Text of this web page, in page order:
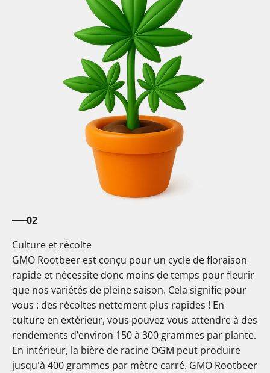
02
Culture et récolte
GMO Rootbeer est conçu pour un cycle de floraison
rapide et nécessite donc moins de temps pour fleurir
que nos variétés de pleine saison. Cela signifie pour
vous : des récoltes nettement plus rapides ! En
culture en extérieur, vous pouvez vous attendre à des
rendements d’environ 150 à 300 grammes par plante.
En intérieur, la bière de racine OGM peut produire
jusqu'à 400 grammes par mètre carré. GMO Rootbeer